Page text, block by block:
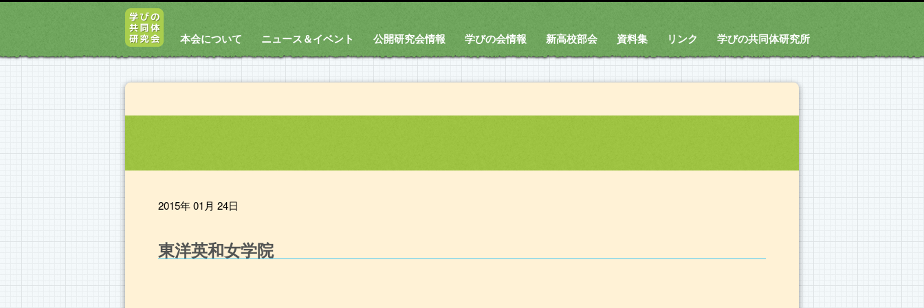
本会について ニュース＆イベント 公開研究会情報 学びの会情報 新高校部会 資料集 リンク 学びの共同体研究所
2015年 01月 24日
東洋英和女学院